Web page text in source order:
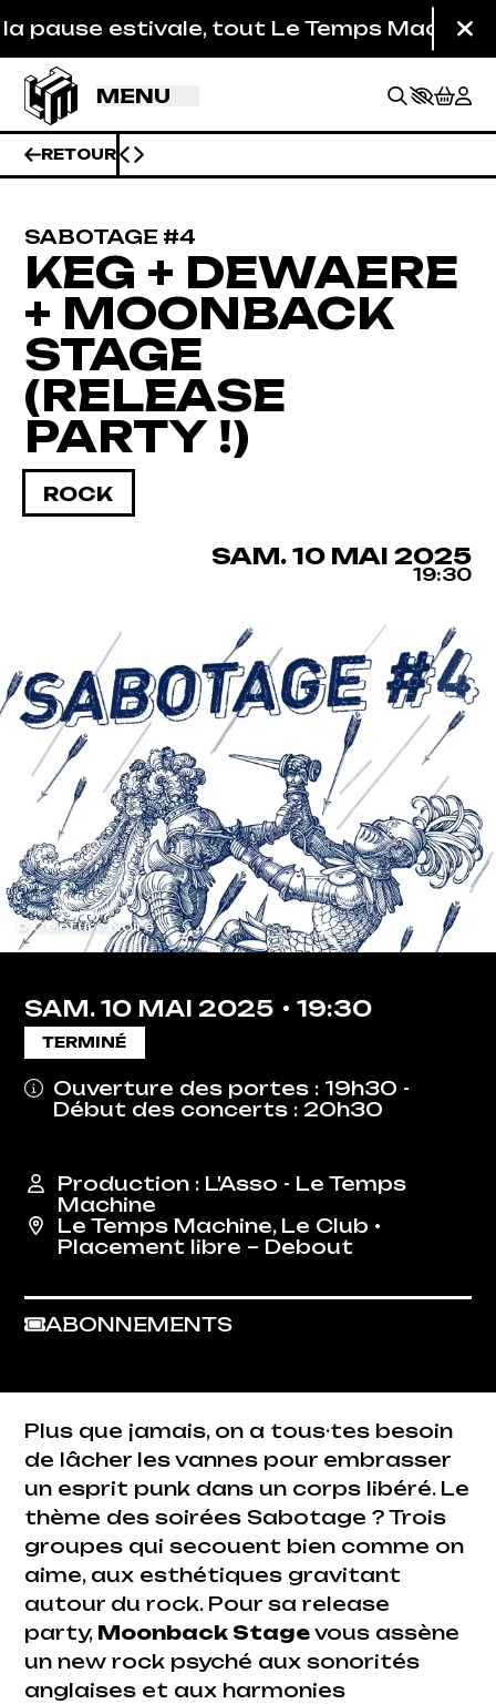
estivale, tout Le Temps Machine
MENU
RETOUR
SABOTAGE #4
KEG + DEWAERE
+ MOONBACK
STAGE
(RELEASE
PARTY !)
ROCK
SAMEDI
SAM. 10 MAI
MAI 2025
19:30
© Ceinture Noire
SAM. 10 MAI 2025 19:30
TERMINÉ
Ouverture des portes : 19h30 -
Début des concerts : 20h30
Production : L'Asso - Le Temps
Machine
Le Temps Machine, Le Club •
Placement libre – Debout
ABONNEMENTS
Plus que jamais, on a tous·tes besoin
de lâcher les vannes pour embrasser
un esprit punk dans un corps libéré. Le
thème des soirées Sabotage ? Trois
groupes qui secouent bien comme on
aime, aux esthétiques gravitant
autour du rock. Pour sa release
party, Moonback Stagevous assène
un new rock psyché aux sonorités
anglaises et aux harmonies
BILLETTERIE